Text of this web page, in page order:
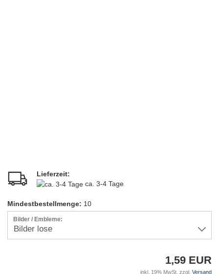
Lieferzeit:
ca. 3-4 Tage
Mindestbestellmenge: 10
Bilder / Embleme:
1,59 EUR
inkl. 19% MwSt. zzgl. Versand